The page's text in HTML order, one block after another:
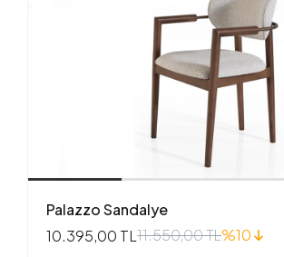
Palazzo Sandalye
10.395,00 TL11.550,00 TL%10